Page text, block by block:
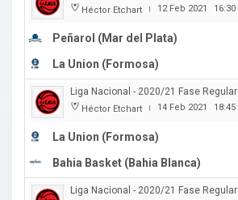
Héctor Etchart | 12 Feb 2021 16:30
Peñarol (Mar del Plata)
La Union (Formosa)
Liga Nacional - 2020/21 Fase Regular
Héctor Etchart | 14 Feb 2021 18:45
La Union (Formosa)
Bahia Basket (Bahia Blanca)
Liga Nacional - 2020/21 Fase Regular